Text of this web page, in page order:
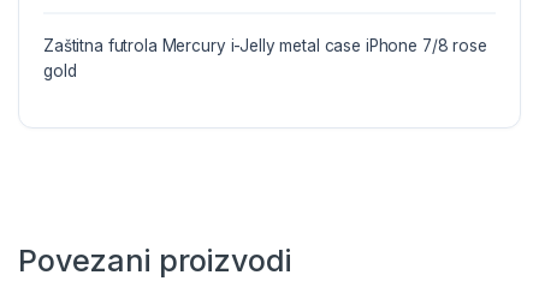
Zaštitna futrola Mercury i-Jelly metal case iPhone 7/8 rose
gold
Povezani proizvodi